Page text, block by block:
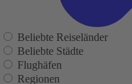
Beliebte Reiseländer
Beliebte Städte
Flughäfen
Regionen